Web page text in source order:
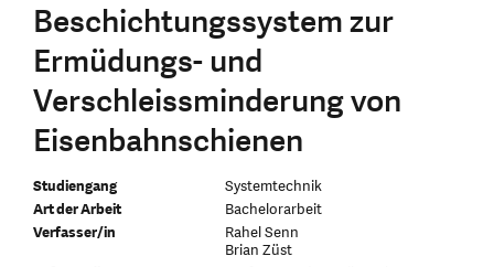
Beschichtungssystem zur
Ermüdungs- und
Verschleissminderung von
Eisenbahnschienen
Studiengang
Systemtechnik
Art der Arbeit
Bachelorarbeit
Verfasser/in
Rahel Senn
Brian Züst